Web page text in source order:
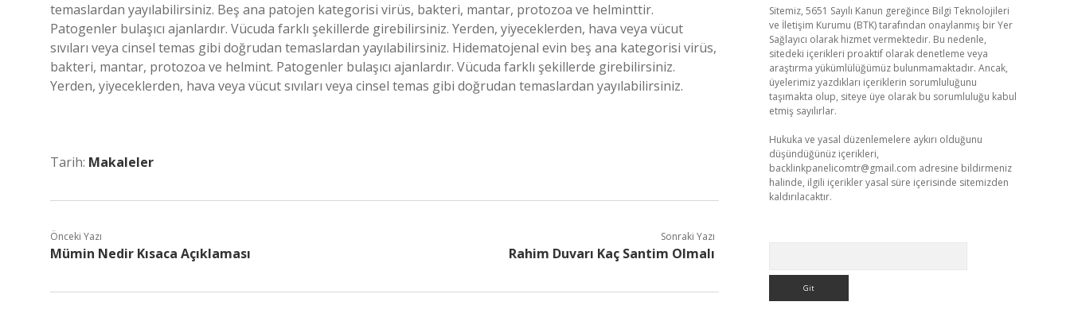
temaslardan yayılabilirsiniz. Beş ana patojen kategorisi virüs, bakteri, mantar, protozoa ve helminttir.
Patogenler bulaşıcı ajanlardır. Vücuda farklı şekillerde girebilirsiniz. Yerden, yiyeceklerden, hava veya vücut
sıvıları veya cinsel temas gibi doğrudan temaslardan yayılabilirsiniz. Hidematojenal evin beş ana kategorisi virüs,
bakteri, mantar, protozoa ve helmint. Patogenler bulaşıcı ajanlardır. Vücuda farklı şekillerde girebilirsiniz.
Yerden, yiyeceklerden, hava veya vücut sıvıları veya cinsel temas gibi doğrudan temaslardan yayılabilirsiniz.
Tarih: Makaleler
Önceki Yazı
Mümin Nedir Kısaca Açıklaması
Sonraki Yazı
Rahim Duvarı Kaç Santim Olmalı
Sitemiz, 5651 Sayılı Kanun gereğince Bilgi Teknolojileri
ve İletişim Kurumu (BTK) tarafından onaylanmış bir Yer
Sağlayıcı olarak hizmet vermektedir. Bu nedenle,
sitedeki içerikleri proaktif olarak denetleme veya
araştırma yükümlülüğümüz bulunmamaktadır. Ancak,
üyelerimiz yazdıkları içeriklerin sorumluluğunu
taşımakta olup, siteye üye olarak bu sorumluluğu kabul
etmiş sayılırlar.
Hukuka ve yasal düzenlemelere aykırı olduğunu
düşündüğünüz içerikleri,
backlinkpanelicomtr@gmail.com adresine bildirmeniz
halinde, ilgili içerikler yasal süre içerisinde sitemizden
kaldırılacaktır.